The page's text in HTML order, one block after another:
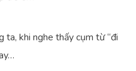
ta, khi nghe thấy cụm từ “đi